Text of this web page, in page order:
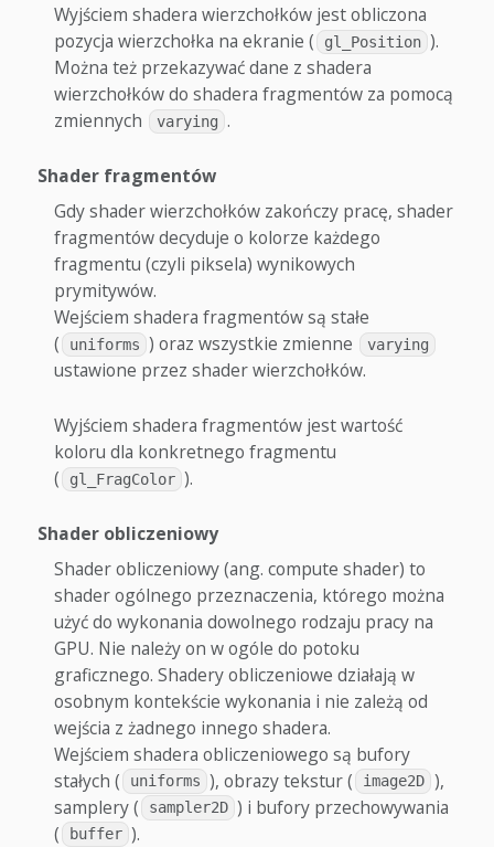
Wyjściem shadera wierzchołków jest obliczona
pozycja wierzchołka na ekranie (
gl_Position ).
Można też przekazywać dane z shadera
wierzchołków do shadera fragmentów za pomocą
zmiennych
varying .
Shader fragmentów
Gdy shader wierzchołków zakończy pracę, shader
fragmentów decyduje o kolorze każdego
fragmentu (czyli piksela) wynikowych
prymitywów.
Wejściem shadera fragmentów są stałe
(
uniforms ) oraz wszystkie zmienne varying
ustawione przez shader wierzchołków.
Wyjściem shadera fragmentów jest wartość
koloru dla konkretnego fragmentu
(
gl_FragColor ).
Shader obliczeniowy
Shader obliczeniowy (ang. compute shader) to
shader ogólnego przeznaczenia, którego można
użyć do wykonania dowolnego rodzaju pracy na
GPU. Nie należy on w ogóle do potoku
graficznego. Shadery obliczeniowe działają w
osobnym kontekście wykonania i nie zależą od
wejścia z żadnego innego shadera.
Wejściem shadera obliczeniowego są bufory
stałych (
uniforms ), obrazy tekstur ( image2D ),
samplery (
sampler2D ) i bufory przechowywania
(
buffer ).